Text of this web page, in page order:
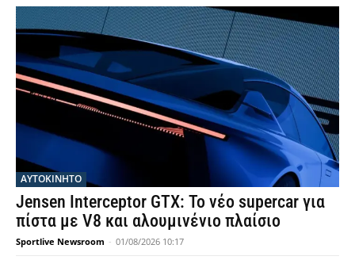
ΑΥΤΟΚΙΝΗΤΟ
Jensen Interceptor GTX: Το νέο supercar για
πίστα με V8 και αλουμινένιο πλαίσιο
Sportlive Newsroom - 01/08/2026 10:17